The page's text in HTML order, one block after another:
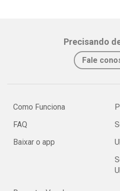
Precisando
Fale
Como Funciona
FAQ
Baixar o app